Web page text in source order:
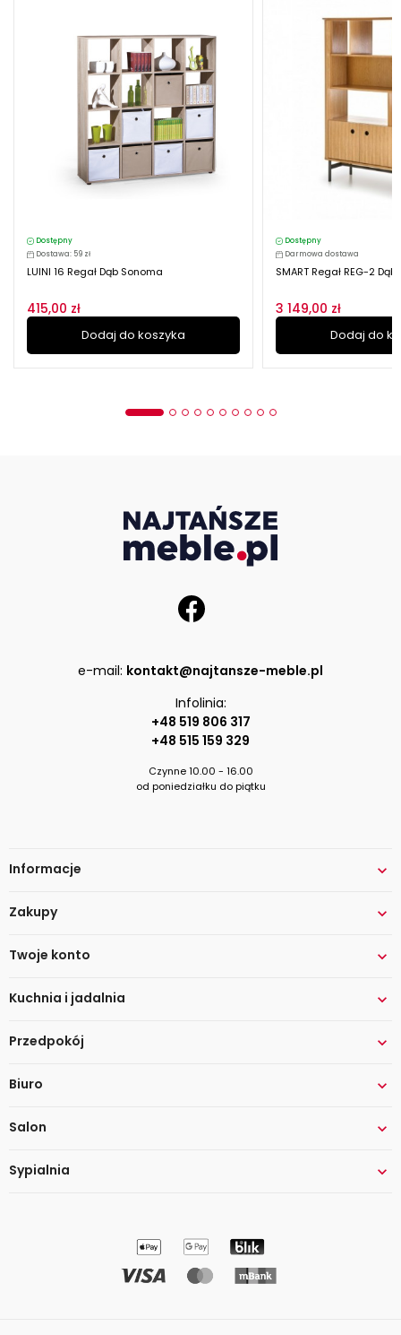
Dostępny
Dostawa: 59 zł
LUINI 16 Regał Dąb Sonoma
415,00 zł
Dodaj do koszyka
Dostępny
Darmowa dostawa
SMART Regał REG-2
3 149,00 zł
Dodaj do
e-mail: kontakt@najtansze-meble.pl
Infolinia:
+48 519 806 317
+48 515 159 329
Czynne 10.00 - 16.00
od poniedziałku do piątku
Informacje 
Zakupy 
Twoje konto 
Kuchnia i jadalnia 
Przedpokój 
Biuro 
Salon 
Sypialnia 